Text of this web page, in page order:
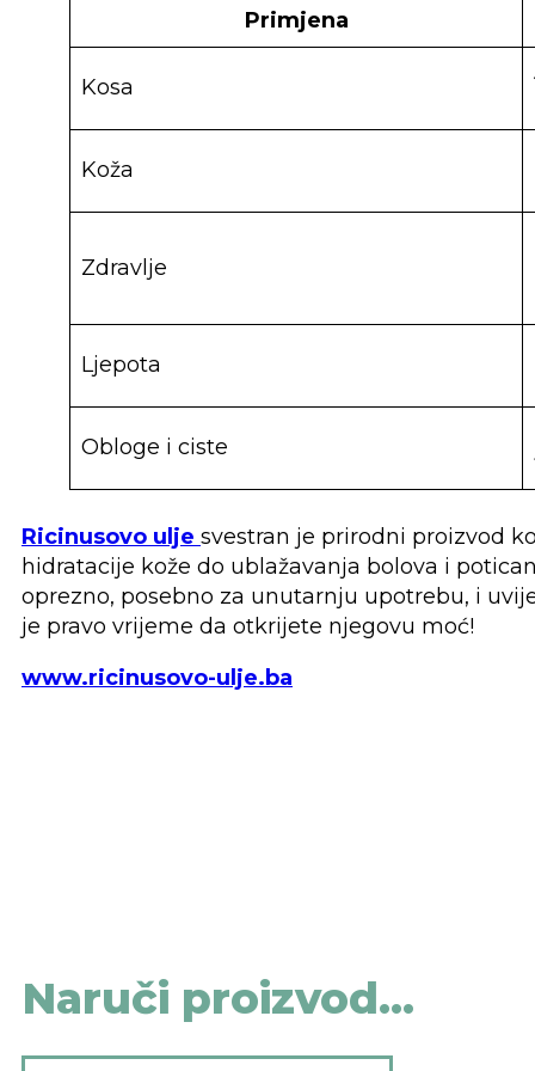
Primjena
Kosa
Koža
Zdravlje
Ljepota
Obloge i ciste
Ricinusovo ulje svestran je prirodni proizvod
hidratacije kože do ublažavanja bolova i
oprezno, posebno za unutarnju upotrebu, i
je pravo vrijeme da otkrijete njegovu moć!
www.ricinusovo-ulje.ba
Naruči proizvod...